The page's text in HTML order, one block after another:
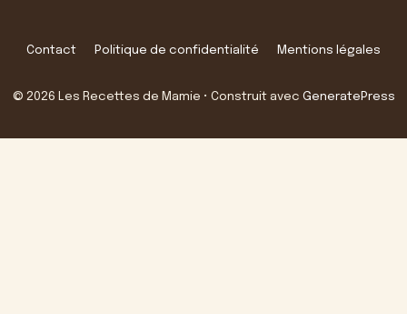
Contact Politique de confidentialité Mentions légales
© 2026 Les Recettes de Mamie • Construit avec GeneratePress